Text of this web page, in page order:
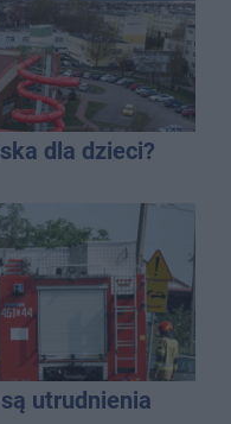
dla dzieci?
utrudnienia